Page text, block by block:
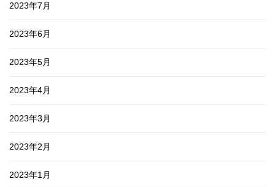
2023年7月
2023年6月
2023年5月
2023年4月
2023年3月
2023年2月
2023年1月